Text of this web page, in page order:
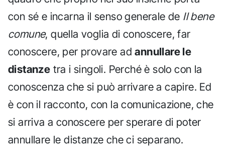
con sé e incarna il senso generale de Il bene
comune, quella voglia di conoscere, far
conoscere, per provare adannullare le
distanze tra i singoli. Perché è solo con la
conoscenza che si può arrivare a capire. Ed
è con il racconto, con la comunicazione, che
si arriva a conoscere per sperare di poter
annullare le distanze che ci separano.